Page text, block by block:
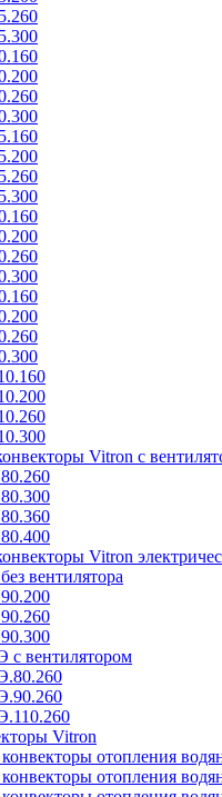
Vitron с
Vitron
вентилятора
вентилятором
Vitron
отопления
отопления